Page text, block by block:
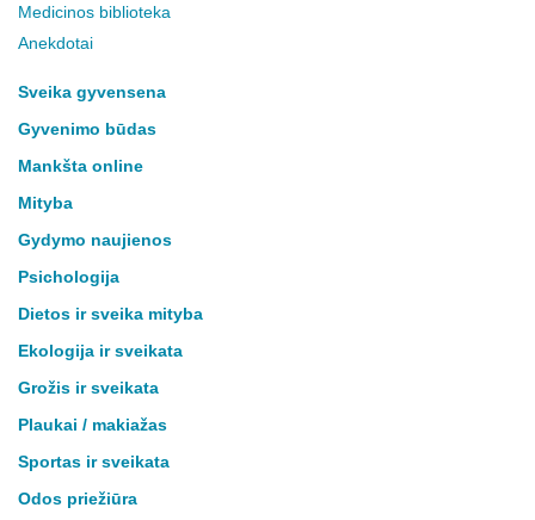
Medicinos biblioteka
Anekdotai
Sveika gyvensena
Gyvenimo būdas
Mankšta online
Mityba
Gydymo naujienos
Psichologija
Dietos ir sveika mityba
Ekologija ir sveikata
Grožis ir sveikata
Plaukai / makiažas
Sportas ir sveikata
Odos priežiūra